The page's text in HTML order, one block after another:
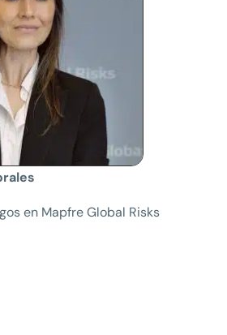
en Mapfre Global Risks